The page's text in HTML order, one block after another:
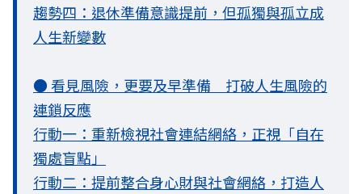
趨勢四：退休準備意識提前，但孤獨與孤立成
人生新變數
● 看見風險，更要及早準備 打破人生風險的
連鎖反應
行動一：重新檢視社會連結網絡，正視「自在
獨處盲點」
行動二：提前整合身心財與社會網絡，打造人